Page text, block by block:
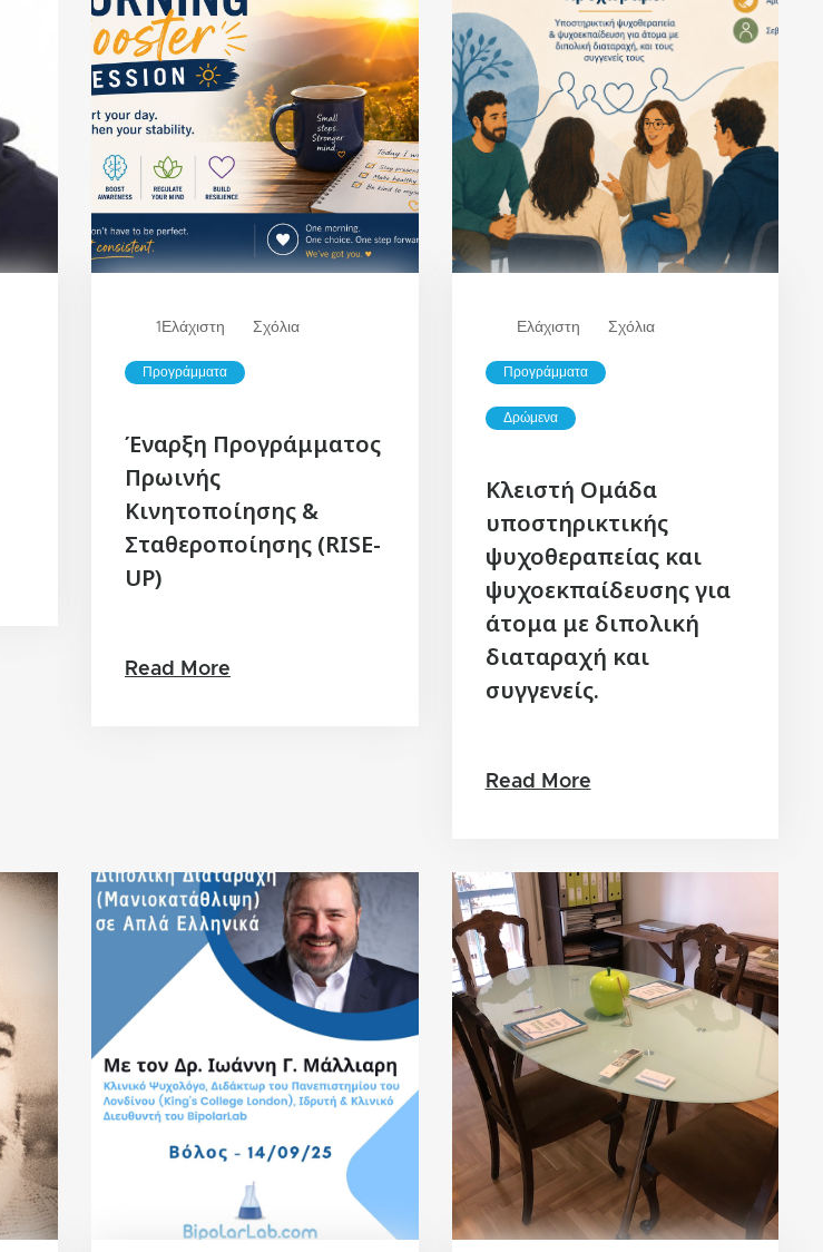
1 Ελάχιστη Σχόλια
Προγράμματα
Έναρξη Προγράμματος
Πρωινής
Κινητοποίησης &
Σταθεροποίησης (RISE-
UP)
Read More
Ελάχιστη Σχόλια
Προγράμματα
Δρώμενα
Κλειστή Ομάδα
υποστηρικτικής
ψυχοθεραπείας και
ψυχοεκπαίδευσης για
άτομα με διπολική
διαταραχή και
συγγενείς.
Read More